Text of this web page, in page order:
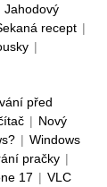
Jahodový
recept |
|
před
| Nový
| Windows
pračky |
17 | VLC